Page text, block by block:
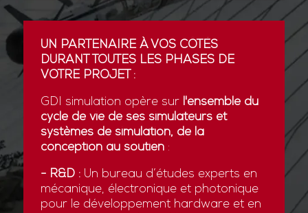
UN PARTENAIRE À VOS CÔTÉS
DURANT TOUTES LES PHASES DE
VOTRE PROJET :
GDI simulation opère sur l'ensemble du
cycle de vie de ses simulateurs et
systèmes de simulation, de la
conception au soutien:
- R&D :Un bureau d’études experts en
mécanique, électronique et photonique
pour le développement hardware et en